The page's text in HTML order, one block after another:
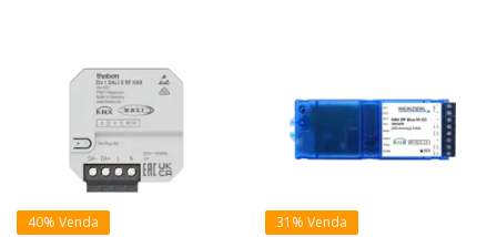
40% Venda 31% Venda